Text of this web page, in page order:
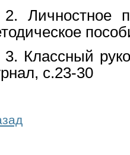
2. Личностное
3. Классный
с.23-30